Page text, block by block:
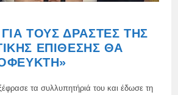
ΤΟΥΣ ΔΡΆΣΤΕΣ ΤΗΣ
ΕΠΊΘΕΣΗΣ ΘΑ
τα συλλυπητήριά του και έδωσε τη